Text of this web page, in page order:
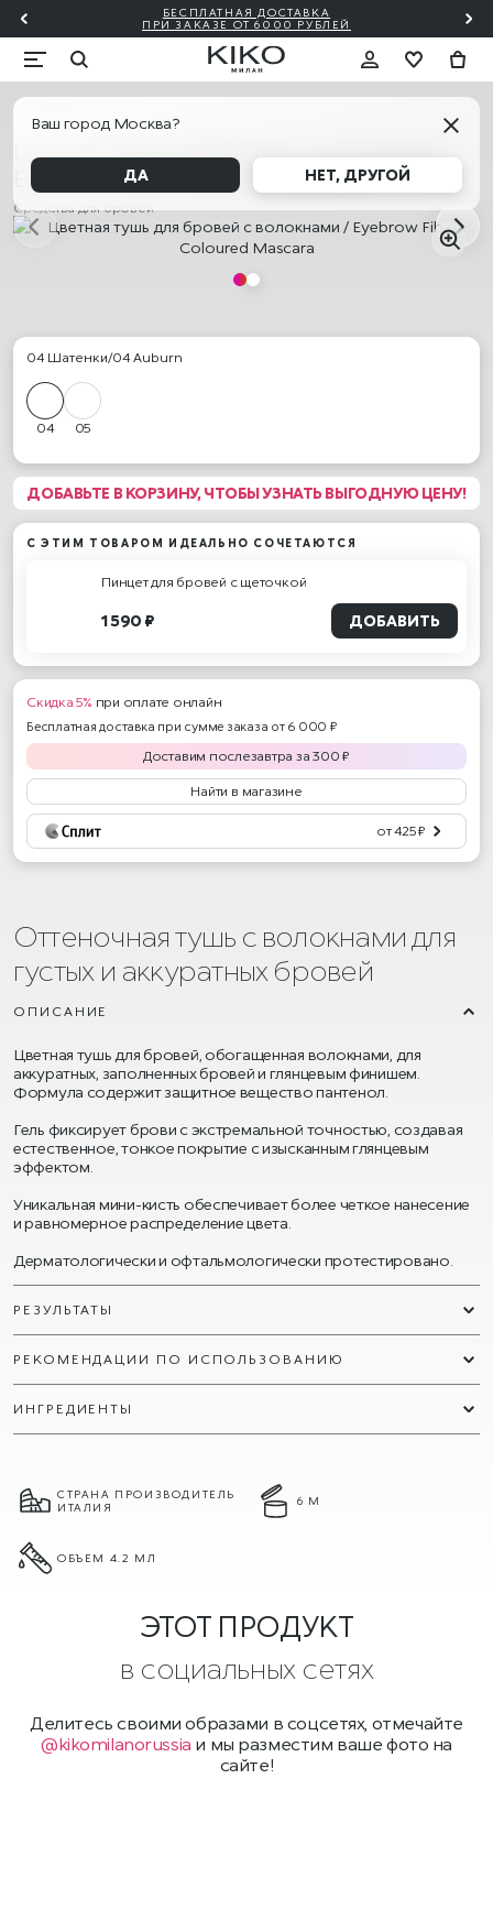
БЕСПЛАТНАЯ ДОСТАВКА
ПРИ ЗАКАЗЕ ОТ 6000 РУБЛЕЙ
Ваш город Москва?
ДА НЕТ, ДРУГОЙ
Цветная тушь для бровей с волокнами /
Eyebrow Fibers Coloured Mascara
Средства для бровей
04 Шатенки/04 Auburn
04 05
ДОБАВЬТЕ В КОРЗИНУ, ЧТОБЫ УЗНАТЬ ВЫГОДНУЮ ЦЕНУ!
С ЭТИМ ТОВАРОМ ИДЕАЛЬНО СОЧЕТАЮТСЯ
Пинцет для бровей с щеточкой
1 590 ₽ ДОБАВИТЬ
Скидка 5% при оплате онлайн
Бесплатная доставка при сумме заказа от 6 000 ₽
Доставим послезавтра за300 ₽
Найти в магазине
от 425 ₽
Оттеночная тушь с волокнами для
густых и аккуратных бровей
ОПИСАНИЕ
Цветная тушь для бровей, обогащенная волокнами, для
аккуратных, заполненных бровей и глянцевым финишем.
Формула содержит защитное вещество пантенол.
Гель фиксирует брови с экстремальной точностью, создавая
естественное, тонкое покрытие с изысканным глянцевым
эффектом.
Уникальная мини-кисть обеспечивает более четкое нанесение
и равномерное распределение цвета.
Дерматологически и офтальмологически протестировано.
РЕЗУЛЬТАТЫ
РЕКОМЕНДАЦИИ ПО ИСПОЛЬЗОВАНИЮ
ИНГРЕДИЕНТЫ
СТРАНА ПРОИЗВОДИТЕЛЬ
ИТАЛИЯ
6 М
ОБЪЕМ 4.2 МЛ
ЭТОТ ПРОДУКТ
в социальных сетях
Делитесь своими образами в соцсетях, отмечайте
@kikomilanorussia и мы разместим ваше фото на
сайте!